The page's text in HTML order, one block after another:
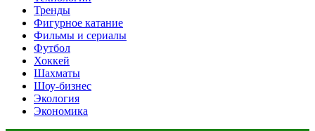
Тренды
Фигурное катание
Фильмы и сериалы
Футбол
Хоккей
Шахматы
Шоу-бизнес
Экология
Экономика